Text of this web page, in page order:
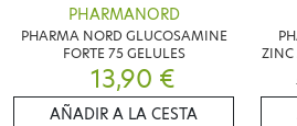
PHARMANORD
PHARMA NORD GLUCOSAMINE
FORTE 75 GELULES
13,90 €
AÑADIR A LA CESTA
ZINC